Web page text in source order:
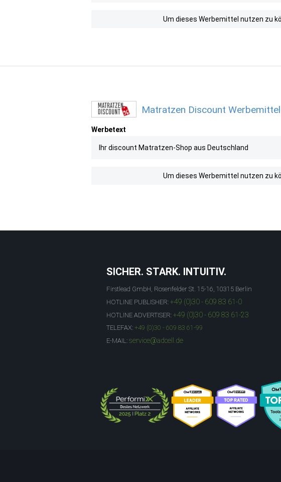
Um dieses Werbemittel nutzen zu
Matratzen Discount
Werbetext
Ihr discount Matratzen-Shop aus Deutschland
Um dieses Werbemittel nutzen zu
SICHER. STARK. INTUITIV.
Firstlead GmbH, Rosenfelder St. 15-16, 10315 Berlin
HOTLINE PUBLISHER: +49 (0)30 - 609 83 61-0
HOTLINE ADVERTISER: +49 (0)30 - 609 83 61-23
TELEFAX: +49 (0)30 - 609 83 61-99
E-MAIL: service@adcell.de